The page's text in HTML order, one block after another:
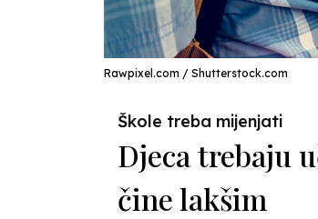
Rawpixel.com / Shutterstock.com
Škole treba mijenjati
Djeca trebaju
čine lakšim